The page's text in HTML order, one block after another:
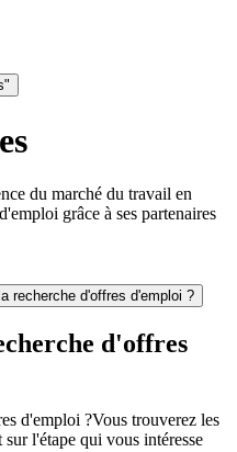
du marché du travail en
grâce à ses partenaires
recherche d'offres d'emploi ?
d'offres
d'emploi ?Vous trouverez les
l'étape qui vous intéresse